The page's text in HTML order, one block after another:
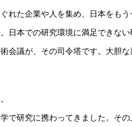
た企業や人を集め、日本をもう
本での研究環境に満足できない
議が、その司令塔です。大胆
研究に携わってきました。そ